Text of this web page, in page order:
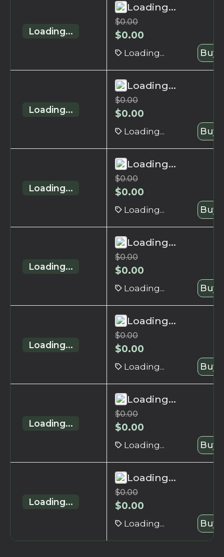
Loading...
Loading...
$0.00
$0.00
Loading... Buy
Loading...
Loading...
$0.00
$0.00
Loading... Buy
Loading...
Loading...
$0.00
$0.00
Loading... Buy
Loading...
Loading...
$0.00
$0.00
Loading... Buy
Loading...
Loading...
$0.00
$0.00
Loading... Buy
Loading...
Loading...
$0.00
$0.00
Loading... Buy
Loading...
Loading...
$0.00
$0.00
Loading... Buy